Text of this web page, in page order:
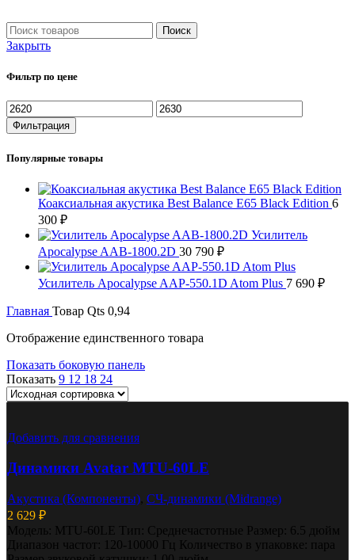
Поиск
Закрыть
Фильтр по цене
Минимальная
цена
Максимальная
цена
Фильтрация
Популярные товары
Коаксиальная акустика Best Balance E65 Black Edition 6
300 ₽
Усилитель
Apocalypse AAB-1800.2D 30 790 ₽
Усилитель Apocalypse AAP-550.1D Atom Plus 7 690 ₽
Главная Товар Qts 0,94
Отображение единственного товара
Показать боковую панель
Показать 9 12 18 24
Добавить для сравнения
Динамики Avatar MTU-60LE
Акустика (Компоненты) СЧ-динамики (Midrange)
2 629 ₽
Модель: MTU-60LE Тип: Среднечастотные Размер: 6.5 дюйм
Диапазон частот: 120-10000 Гц Количество в упаковке: пара